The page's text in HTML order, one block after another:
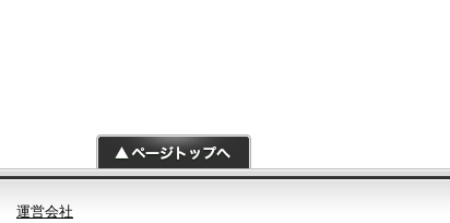
運営会社